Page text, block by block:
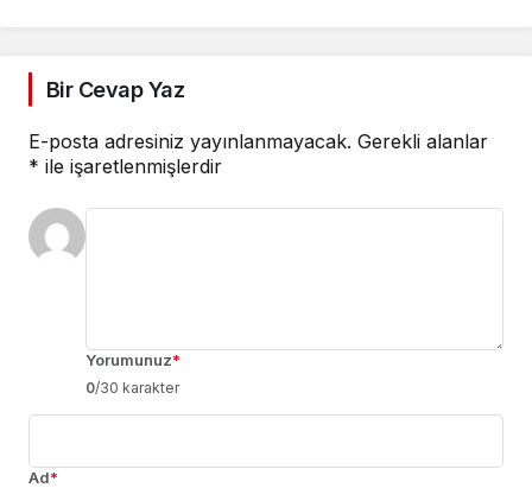
Bir Cevap Yaz
E-posta adresiniz yayınlanmayacak. Gerekli alanlar
* ile işaretlenmişlerdir
Yorumunuz*
0/30 karakter
Ad*